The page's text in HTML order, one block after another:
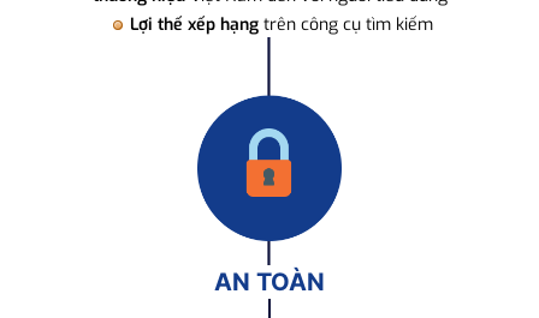
Lợi thế xếp hạng trên công cụ tìm kiếm
AN TOÀN